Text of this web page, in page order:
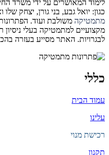
לימוד המאושרים על ידי משרד
כגון: יואל גבע, בני גורן, יצחק
מתמטיקה משולבת ועוד.
מקצועיים למתמטיקה בעלי
לבגרויות. האתר מסייע בעזרה
כללי
עמוד הבית
עלינו
רכישת מנוי
תקנון